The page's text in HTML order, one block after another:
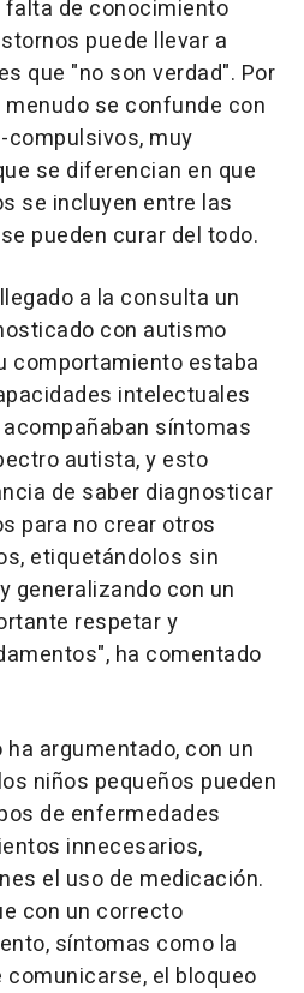
falta de conocimiento
puede llevar a
que "no son verdad". Por
se confunde con
muy
se diferencian en que
se incluyen entre las
pueden curar del todo.
a la consulta un
con autismo
comportamiento estaba
intelectuales
síntomas
autista, y esto
de saber diagnosticar
para no crear otros
etiquetándolos sin
generalizando con un
respetar y
ha comentado
argumentado, con un
niños pequeños pueden
de enfermedades
innecesarios,
el uso de medicación.
con un correcto
síntomas como la
el bloqueo